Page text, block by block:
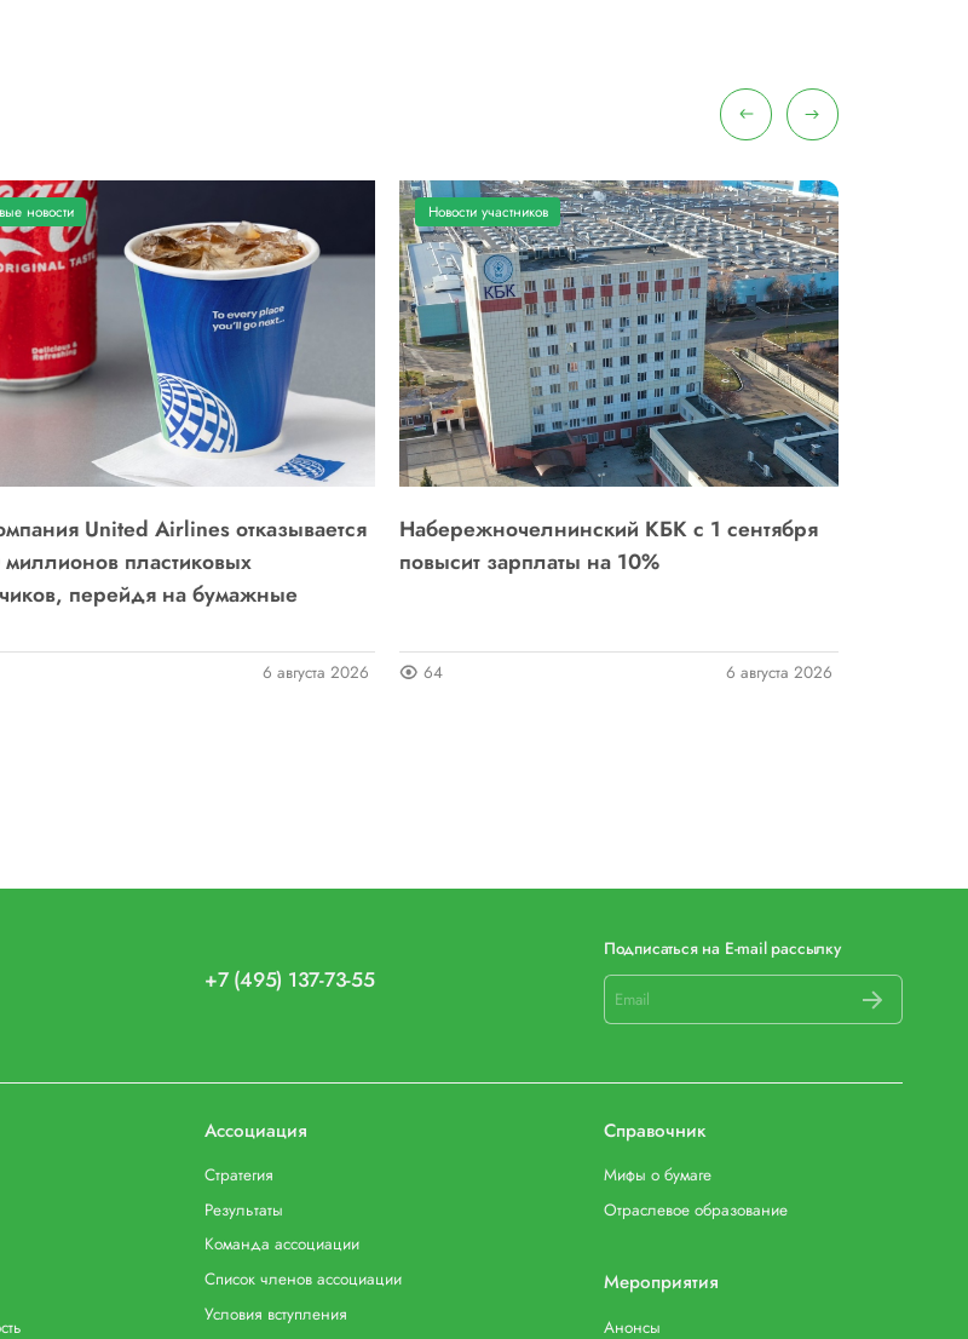
новости
United Airlines отказывается
пластиковых
перейдя на бумажные
6 августа 2026
Новости участников
Набережночелнинский КБК с 1 сентября
повысит зарплаты на 10%
64 6 августа 2026
+7 (495) 137-73-55
Подписаться на E-mail рассылку
Ассоциация
Стратегия
Результаты
Команда ассоциации
Список членов ассоциации
Условия вступления
Справочник
Мифы о бумаге
Отраслевое образование
Мероприятия
Анонсы